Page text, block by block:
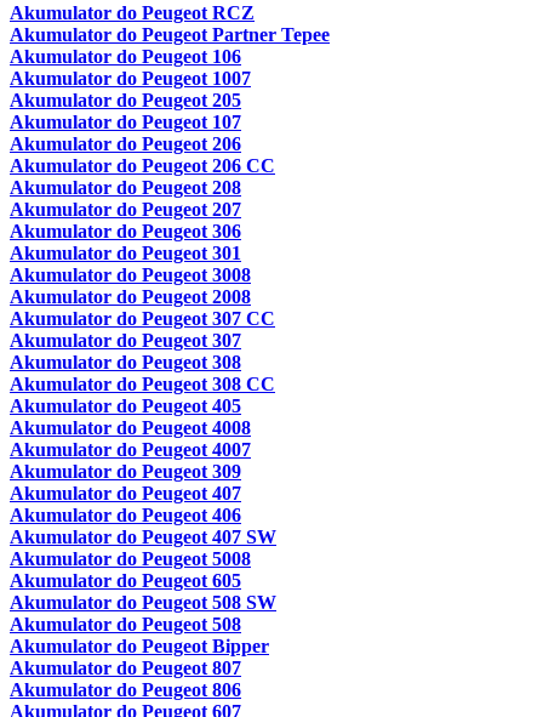
Akumulator do Peugeot RCZ
Akumulator do Peugeot Partner Tepee
Akumulator do Peugeot 106
Akumulator do Peugeot 1007
Akumulator do Peugeot 205
Akumulator do Peugeot 107
Akumulator do Peugeot 206
Akumulator do Peugeot 206 CC
Akumulator do Peugeot 208
Akumulator do Peugeot 207
Akumulator do Peugeot 306
Akumulator do Peugeot 301
Akumulator do Peugeot 3008
Akumulator do Peugeot 2008
Akumulator do Peugeot 307 CC
Akumulator do Peugeot 307
Akumulator do Peugeot 308
Akumulator do Peugeot 308 CC
Akumulator do Peugeot 405
Akumulator do Peugeot 4008
Akumulator do Peugeot 4007
Akumulator do Peugeot 309
Akumulator do Peugeot 407
Akumulator do Peugeot 406
Akumulator do Peugeot 407 SW
Akumulator do Peugeot 5008
Akumulator do Peugeot 605
Akumulator do Peugeot 508 SW
Akumulator do Peugeot 508
Akumulator do Peugeot Bipper
Akumulator do Peugeot 807
Akumulator do Peugeot 806
Akumulator do Peugeot 607